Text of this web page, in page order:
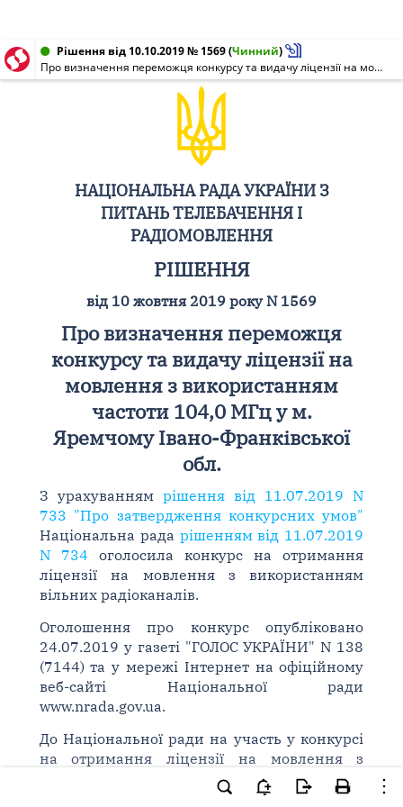
Рішення від 10.10.2019 № 1569(Чинний)
Про визначення переможця конкурсу та видачу ліцензії на мовлення з використанням частоти 104,0 МГц у м. Яремчому Івано-Франківської обл.
НАЦІОНАЛЬНА РАДА УКРАЇНИ З
ПИТАНЬ ТЕЛЕБАЧЕННЯ І
РАДІОМОВЛЕННЯ
РІШЕННЯ
від 10 жовтня 2019 року N 1569
Про визначення переможця
конкурсу та видачу ліцензії на
мовлення з використанням
частоти 104,0 МГц у м.
Яремчому Івано-Франківської
обл.
З урахуванням рішення від 11.07.2019 N
733 "Про затвердження конкурсних умов"
Національна рада рішенням від 11.07.2019
N 734 оголосила конкурс на отримання
ліцензії на мовлення з використанням
вільних радіоканалів.
Оголошення про конкурс опубліковано
24.07.2019 у газеті "ГОЛОС УКРАЇНИ" N 138
(7144) та у мережі Інтернет на офіційному
веб-сайті Національної ради
www.nrada.gov.ua.
До Національної ради на участь у конкурсі
на отримання ліцензії на мовлення з
використанням частоти 104,0 МГц у м.
Яремчому Івано-Франківської обл. було